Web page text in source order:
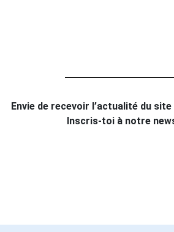
Envie de recevoir l’actualité du
Inscris-toi à notre